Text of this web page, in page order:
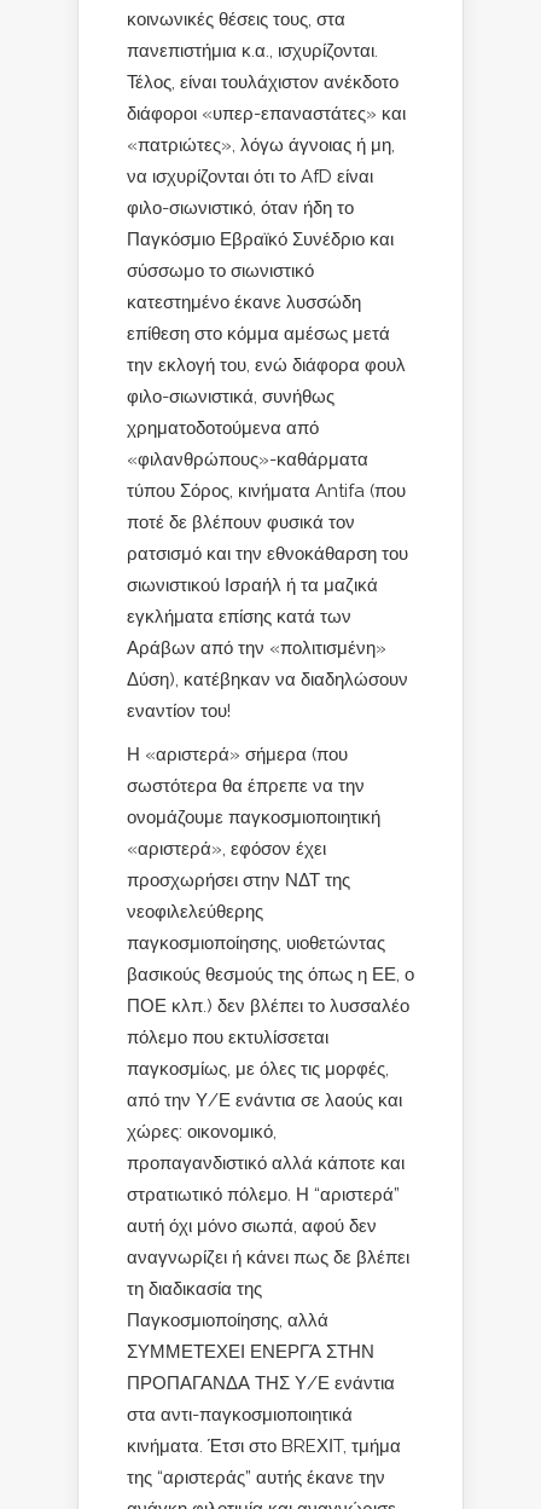
κοινωνικές θέσεις τους, στα
πανεπιστήμια κ.α., ισχυρίζονται.
Τέλος, είναι τουλάχιστον ανέκδοτο
διάφοροι «υπερ-επαναστάτες» και
«πατριώτες», λόγω άγνοιας ή μη,
να ισχυρίζονται ότι το AfD είναι
φιλο-σιωνιστικό, όταν ήδη το
Παγκόσμιο Εβραϊκό Συνέδριο και
σύσσωμο το σιωνιστικό
κατεστημένο έκανε λυσσώδη
επίθεση στο κόμμα αμέσως μετά
την εκλογή του, ενώ διάφορα φουλ
φιλο-σιωνιστικά, συνήθως
χρηματοδοτούμενα από
«φιλανθρώπους»-καθάρματα
τύπου Σόρος, κινήματα Antifa (που
ποτέ δε βλέπουν φυσικά τον
ρατσισμό και την εθνοκάθαρση του
σιωνιστικού Ισραήλ ή τα μαζικά
εγκλήματα επίσης κατά των
Αράβων από την «πολιτισμένη»
Δύση), κατέβηκαν να διαδηλώσουν
εναντίον του!
Η «αριστερά» σήμερα (που
σωστότερα θα έπρεπε να την
ονομάζουμε παγκοσμιοποιητική
«αριστερά», εφόσον έχει
προσχωρήσει στην ΝΔΤ της
νεοφιλελεύθερης
παγκοσμιοποίησης, υιοθετώντας
βασικούς θεσμούς της όπως η ΕΕ, ο
ΠΟΕ κλπ.) δεν βλέπει το λυσσαλέο
πόλεμο που εκτυλίσσεται
παγκοσμίως, με όλες τις μορφές,
από την Υ/Ε ενάντια σε λαούς και
χώρες: οικονομικό,
προπαγανδιστικό αλλά κάποτε και
στρατιωτικό πόλεμο. Η “αριστερά”
αυτή όχι μόνο σιωπά, αφού δεν
αναγνωρίζει ή κάνει πως δε βλέπει
τη διαδικασία της
Παγκοσμιοποίησης, αλλά
ΣΥΜΜΕΤΕΧΕΙ ΕΝΕΡΓΆ ΣΤΗΝ
ΠΡΟΠΑΓΑΝΔΑ ΤΗΣ Υ/Ε ενάντια
στα αντι-παγκοσμιοποιητικά
κινήματα. Έτσι στο BREΧΙT, τμήμα
της “αριστεράς” αυτής έκανε την